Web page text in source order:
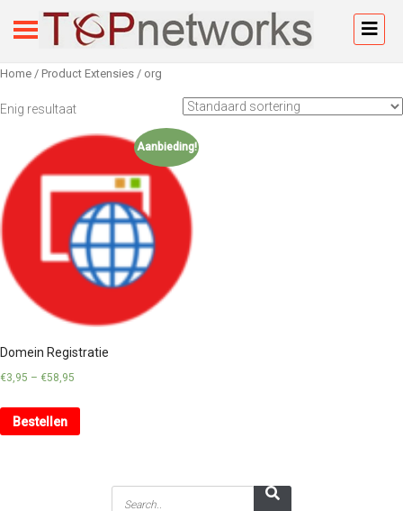
Home / Product Extensies / org
Enig resultaat
Aanbieding!
Domein Registratie
€3,95 – €58,95
Bestellen